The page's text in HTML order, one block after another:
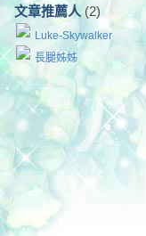
文章推薦人 (2)
Luke-Skywalker
長腿姊姊